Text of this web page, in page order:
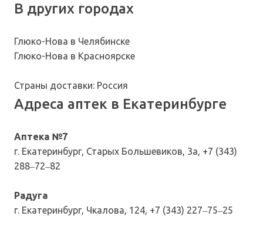
В других городах
Глюко-Нова в Челябинске
Глюко-Нова в Красноярске
Страны доставки: Россия
Адреса аптек в Екатеринбурге
Аптека №7
г. Екатеринбург, Старых Большевиков, 3а, +7 (343)
288‒72‒82
Радуга
г. Екатеринбург, Чкалова, 124, +7 (343) 227‒75‒25